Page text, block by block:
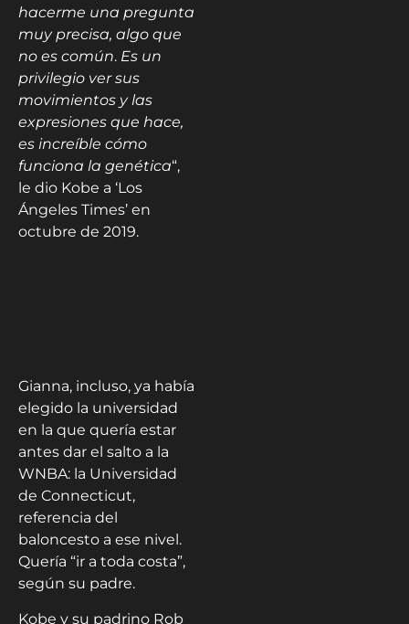
hacerme una pregunta
muy precisa, algo que
no es común. Es un
privilegio ver sus
movimientos y las
expresiones que hace,
es increíble cómo
funciona la genética“,
le dio Kobe a ‘Los
Ángeles Times’ en
octubre de 2019.
Gianna, incluso, ya había
elegido la universidad
en la que quería estar
antes dar el salto a la
WNBA: la Universidad
de Connecticut,
referencia del
baloncesto a ese nivel.
Quería “ir a toda costa”,
según su padre.
Kobe y su padrino Rob